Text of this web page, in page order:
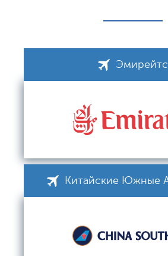
Эмирейтс
Китайские Южные